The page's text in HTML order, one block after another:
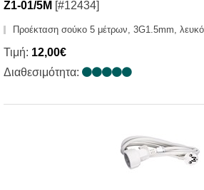
Z1-01/5M [#12434]
Προέκταση σούκο 5 μέτρων, 3G1.5mm, λευκό
Τιμή: 12,00€
Διαθεσιμότητα: